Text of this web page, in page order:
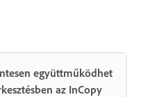
együttműködhet
az InCopy